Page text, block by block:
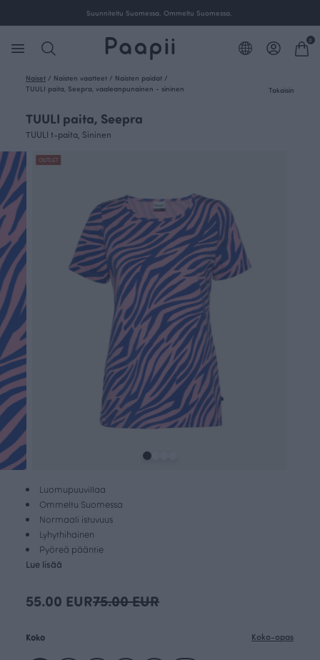
Suunniteltu Suomessa. Ommeltu Suomessa.
0
Naiset / Naisten vaatteet / Naisten paidat /
TUULI paita, Seepra, vaaleanpunainen - sininen
Takaisin
TUULI paita, Seepra
TUULI t-paita, Sininen
OUTLET
Luomupuuvillaa
Ommeltu Suomessa
Normaali istuvuus
Lyhythihainen
Pyöreä pääntie
Lue lisää
55.00 EUR75.00 EUR
Koko Koko-opas